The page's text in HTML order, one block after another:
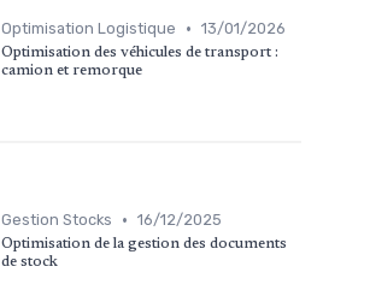
Optimisation Logistique • 13/01/2026
Optimisation des véhicules de transport :
camion et remorque
Gestion Stocks • 16/12/2025
Optimisation de la gestion des documents
de stock